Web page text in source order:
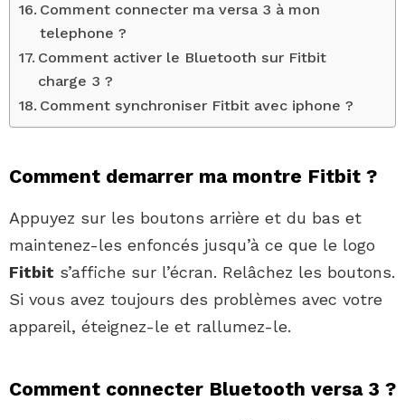
Comment connecter ma versa 3 à mon
telephone ?
Comment activer le Bluetooth sur Fitbit
charge 3 ?
Comment synchroniser Fitbit avec iphone ?
Comment demarrer ma montre Fitbit ?
Appuyez sur les boutons arrière et du bas et
maintenez-les enfoncés jusqu’à ce que le logo
Fitbit s’affiche sur l’écran. Relâchez les boutons.
Si vous avez toujours des problèmes avec votre
appareil, éteignez-le et rallumez-le.
Comment connecter Bluetooth versa 3 ?